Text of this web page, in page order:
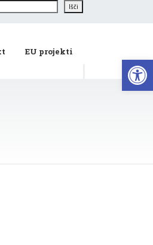
Išči
EU projekti